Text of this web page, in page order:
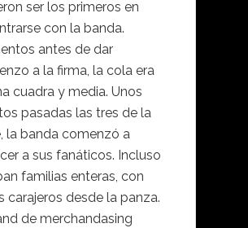
ser los primeros en
con la banda.
antes de dar
a la firma, la cola era
cuadra y media. Unos
pasadas las tres de la
la banda comenzó a
a sus fanáticos. Incluso
familias enteras, con
carajeros desde la panza.
de merchandasing